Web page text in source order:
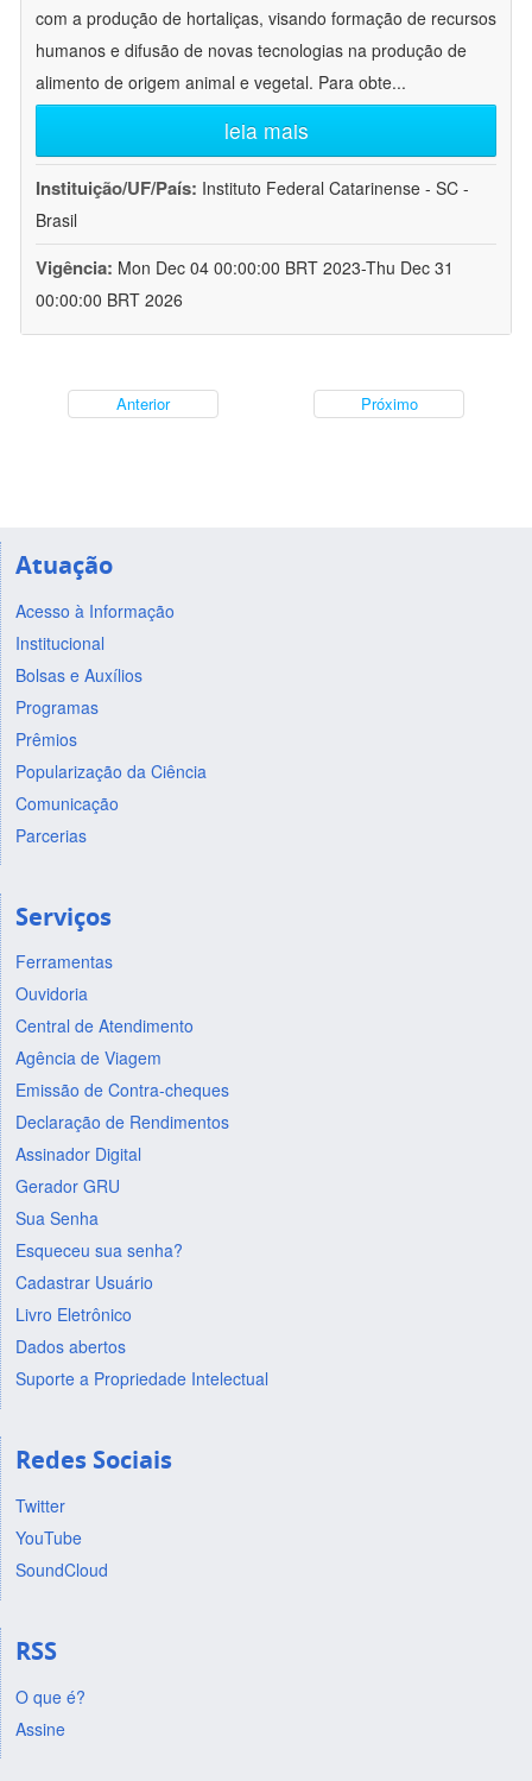
com a produção de hortaliças, visando formação de recursos
humanos e difusão de novas tecnologias na produção de
alimento de origem animal e vegetal. Para obte...
leia mais
Instituição/UF/País: Instituto Federal Catarinense - SC -
Brasil
Vigência: Mon Dec 04 00:00:00 BRT 2023-Thu Dec 31
00:00:00 BRT 2026
Anterior Próximo
Atuação
Acesso à Informação
Institucional
Bolsas e Auxílios
Programas
Prêmios
Popularização da Ciência
Comunicação
Parcerias
Serviços
Ferramentas
Ouvidoria
Central de Atendimento
Agência de Viagem
Emissão de Contra-cheques
Declaração de Rendimentos
Assinador Digital
Gerador GRU
Sua Senha
Esqueceu sua senha?
Cadastrar Usuário
Livro Eletrônico
Dados abertos
Suporte a Propriedade Intelectual
Redes Sociais
Twitter
YouTube
SoundCloud
RSS
O que é?
Assine